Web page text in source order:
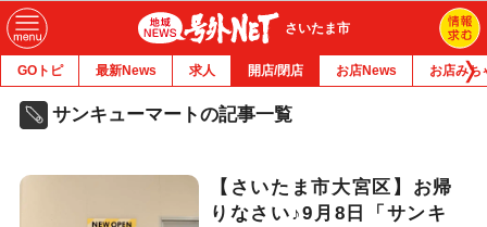
さいたま市
GOトピ 最新News 求人 開店/閉店 お店News お店みち
サンキューマートの記事一覧
【さいたま市大宮区】お帰
りなさい♪9月8日「サンキ